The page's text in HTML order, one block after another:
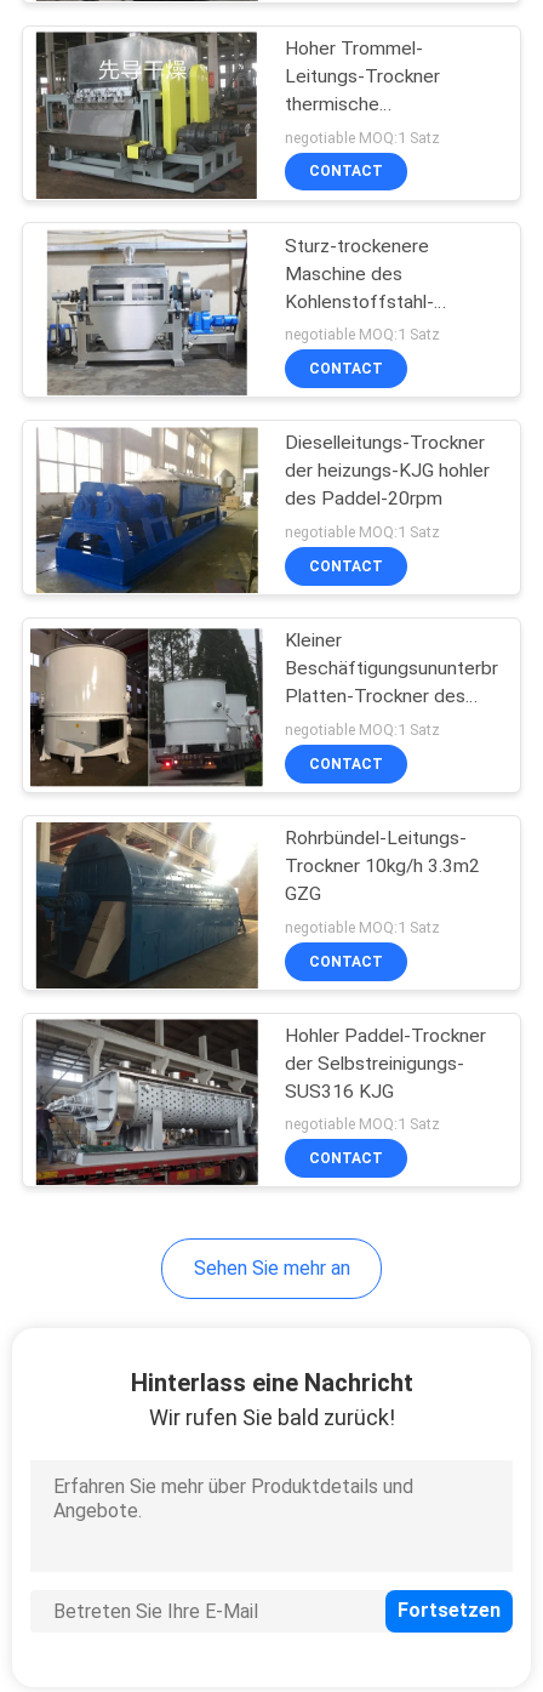
Reibende Pulverizer-
Maschine
Leitungs-Trockner
Luft-Strom-Trockner
Vakuumschleuder
Hebezeug
Zusätzliche
Ausrüstung
Hoher Trommel-
Leitungs-Trockner
thermische
Leistungsfähigkeit
Hektogramms 1.12m2
negotiable MOQ:1 Satz
CONTACT
Sturz-trockenere
Maschine des
Kohlenstoffstahl-
Hektogramm mit
Scrapper
negotiable MOQ:1 Satz
CONTACT
Dieselleitungs-Trockner
der heizungs-KJG hohler
des Paddel-20rpm
negotiable MOQ:1 Satz
CONTACT
Kleiner
Platten-Trockner des
bereichs-3.3m2 PLG
negotiable MOQ:1 Satz
CONTACT
Rohrbündel-Leitungs-
Trockner 10kg/h 3.3m2
GZG
negotiable MOQ:1 Satz
CONTACT
Hohler Paddel-Trockner
der Selbstreinigungs-
SUS316 KJG
negotiable MOQ:1 Satz
CONTACT
Sehen Sie mehr an
Hinterlass eine Nachricht
Wir rufen Sie bald zurück!